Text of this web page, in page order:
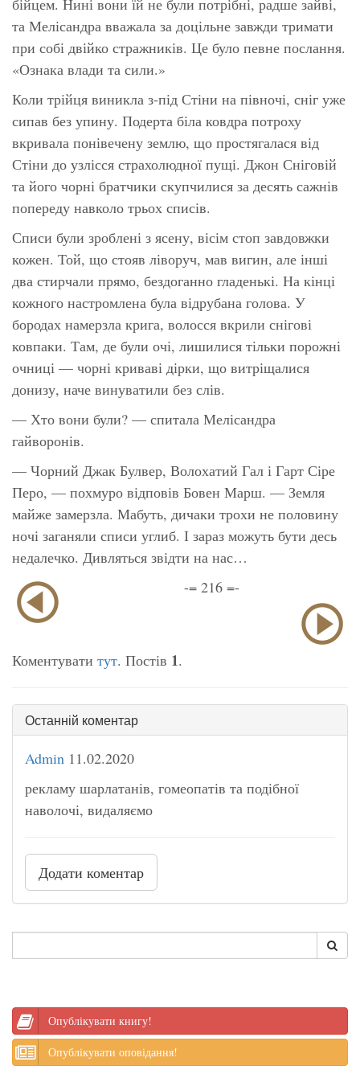
та Мелісандра вважала за доцільне завжди тримати
при собі двійко стражників. Це було певне послання.
«Ознака влади та сили.»
Коли трійця виникла з-під Стіни на півночі, сніг уже
сипав без упину. Подерта біла ковдра потроху
вкривала понівечену землю, що простягалася від
Стіни до узлісся страхолюдної пущі. Джон Сніговій
та його чорні братчики скупчилися за десять сажнів
попереду навколо трьох списів.
Списи були зроблені з ясену, вісім стоп завдовжки
кожен. Той, що стояв ліворуч, мав вигин, але інші
два стирчали прямо, бездоганно гладенькі. На кінці
кожного настромлена була відрубана голова. У
бородах намерзла крига, волосся вкрили снігові
ковпаки. Там, де були очі, лишилися тільки порожні
очниці — чорні криваві дірки, що витріщалися
донизу, наче винуватили без слів.
— Хто вони були? — спитала Мелісандра
гайворонів.
— Чорний Джак Булвер, Волохатий Гал і Гарт Сіре
Перо, — похмуро відповів Бовен Марш. — Земля
майже замерзла. Мабуть, дичаки трохи не половину
ночі заганяли списи углиб. І зараз можуть бути десь
недалечко. Дивляться звідти на нас…
-= 216 =-
Коментувати тут. Постів 1.
Останній коментар
Admin 11.02.2020
рекламу шарлатанів, гомеопатів та подібної
наволочі, видаляємо
Додати коментар
Опублікувати книгу!
Опублікувати оповідання!